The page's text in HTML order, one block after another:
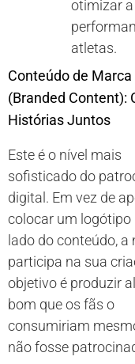
otimizar a
atletas.
Conteúdo de Marca
(Branded Content):
Histórias Juntos
Este é o nível mais
sofisticado do
digital. Em vez de
colocar um logótipo
lado do conteúdo, a
participa na sua
objetivo é produzir
bom que os fãs o
consumiriam
não fosse